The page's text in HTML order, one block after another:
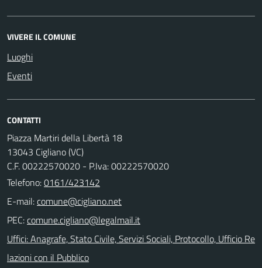
VIVERE IL COMUNE
Luoghi
Eventi
CONTATTI
Piazza Martiri della Libertà 18
13043 Cigliano (VC)
C.F. 00222570020 - P.Iva: 00222570020
Telefono:0161/423142
E-mail:
PEC:
Uffici: Anagrafe, Stato Civile, Servizi Sociali, Protocollo, Ufficio Re
lazioni con il Pubblico